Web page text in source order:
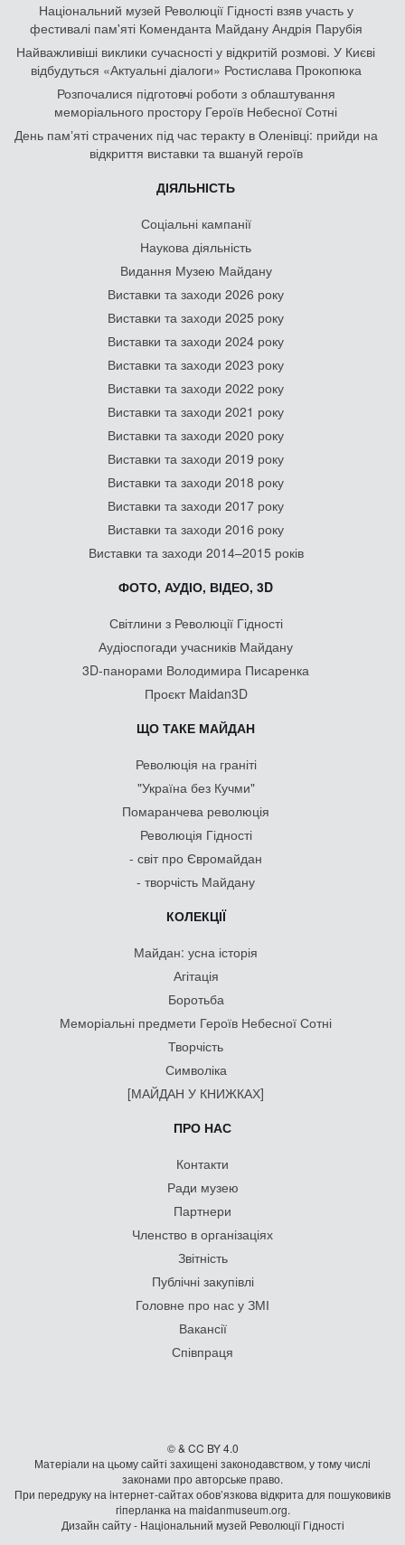
Національний музей Революції Гідності взяв участь у
фестивалі пам'яті Коменданта Майдану Андрія Парубія
Найважливіші виклики сучасності у відкритій розмові. У Києві
відбудуться «Актуальні діалоги» Ростислава Прокопюка
Розпочалися підготовчі роботи з облаштування
меморіального простору Героїв Небесної Сотні
День памʼяті страчених під час теракту в Оленівці: прийди на
відкриття виставки та вшануй героїв
ДІЯЛЬНІСТЬ
Соціальні кампанії
Наукова діяльність
Видання Музею Майдану
Виставки та заходи 2026 року
Виставки та заходи 2025 року
Виставки та заходи 2024 року
Виставки та заходи 2023 року
Виставки та заходи 2022 року
Виставки та заходи 2021 року
Виставки та заходи 2020 року
Виставки та заходи 2019 року
Виставки та заходи 2018 року
Виставки та заходи 2017 року
Виставки та заходи 2016 року
Виставки та заходи 2014–2015 років
ФОТО, АУДІО, ВІДЕО, 3D
Світлини з Революції Гідності
Аудіоспогади учасників Майдану
3D-панорами Володимира Писаренка
Проєкт Maidan3D
ЩО ТАКЕ МАЙДАН
Революція на граніті
"Україна без Кучми"
Помаранчева революція
Революція Гідності
- світ про Євромайдан
- творчість Майдану
КОЛЕКЦІЇ
Майдан: усна історія
Агітація
Боротьба
Меморіальні предмети Героїв Небесної Сотні
Творчість
Символіка
[МАЙДАН У КНИЖКАХ]
ПРО НАС
Контакти
Ради музею
Партнери
Членство в організаціях
Звітність
Публічні закупівлі
Головне про нас у ЗМІ
Вакансії
Співпраця
© & CC BY 4.0
Матеріали на цьому сайті захищені законодавством, у тому числі
законами про авторське право.
При передруку на iнтернет-сайтах обов’язкова відкрита для пошуковиків
гiперланка на maidanmuseum.org.
Дизайн сайту - Національний музей Революції Гідності